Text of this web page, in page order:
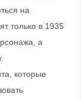
на
только в 1935
а
которые